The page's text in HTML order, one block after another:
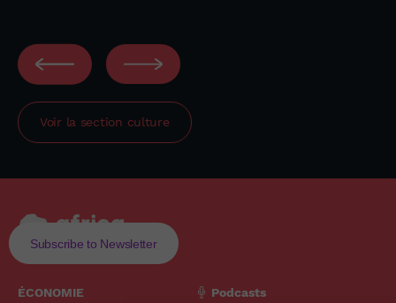
Voir la section culture
Subscribe to Newsletter
ÉCONOMIE
Podcasts